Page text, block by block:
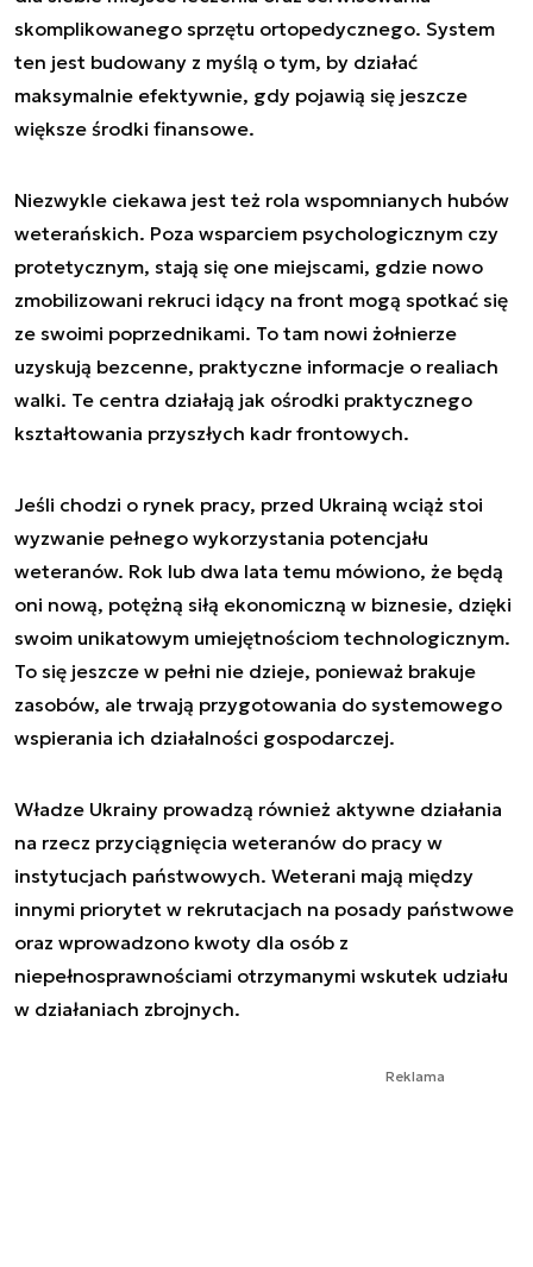
skomplikowanego sprzętu ortopedycznego. System
ten jest budowany z myślą o tym, by działać
maksymalnie efektywnie, gdy pojawią się jeszcze
większe środki finansowe.
Niezwykle ciekawa jest też rola wspomnianych hubów
weterańskich. Poza wsparciem psychologicznym czy
protetycznym, stają się one miejscami, gdzie nowo
zmobilizowani rekruci idący na front mogą spotkać się
ze swoimi poprzednikami. To tam nowi żołnierze
uzyskują bezcenne, praktyczne informacje o realiach
walki. Te centra działają jak ośrodki praktycznego
kształtowania przyszłych kadr frontowych.
Jeśli chodzi o rynek pracy, przed Ukrainą wciąż stoi
wyzwanie pełnego wykorzystania potencjału
weteranów. Rok lub dwa lata temu mówiono, że będą
oni nową, potężną siłą ekonomiczną w biznesie, dzięki
swoim unikatowym umiejętnościom technologicznym.
To się jeszcze w pełni nie dzieje, ponieważ brakuje
zasobów, ale trwają przygotowania do systemowego
wspierania ich działalności gospodarczej.
Władze Ukrainy prowadzą również aktywne działania
na rzecz przyciągnięcia weteranów do pracy w
instytucjach państwowych. Weterani mają między
innymi priorytet w rekrutacjach na posady państwowe
oraz wprowadzono kwoty dla osób z
niepełnosprawnościami otrzymanymi wskutek udziału
w działaniach zbrojnych.
Reklama